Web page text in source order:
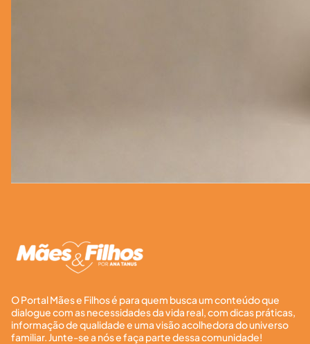
O Portal Mães e Filhos é para quem busca um conteúdo que
dialogue com as necessidades da vida real, com dicas práticas,
informação de qualidade e uma visão acolhedora do universo
familiar. Junte-se a nós e faça parte dessa comunidade!